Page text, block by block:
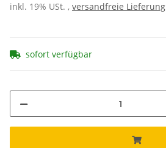
inkl. 19% USt. , versandfreie Lieferung
sofort verfügbar